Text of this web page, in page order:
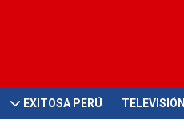
EXITOSA PERÚ TELEVISIÓN